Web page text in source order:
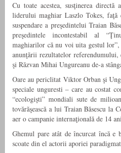
Cu toate acestea, susţinerea
liderului maghiar Laszlo Tokes, faţă
suspendare a preşedintelui Traian
preşedintele incontestabil al
maghiarilor că nu voi uita gestul lor”,
anunţării rezultatelor
şi Răzvan Mihai Ungureanu de-a
Oare au periclitat Viktor Orban şi
speciale unguresti – care au costat
“ecologişti” mondiali sute de
tovărăşească a lui Traian Băsescu la
aer o campanie internaţională de 14
Ghemul pare atât de încurcat încă
scoate din el actorii aporiei